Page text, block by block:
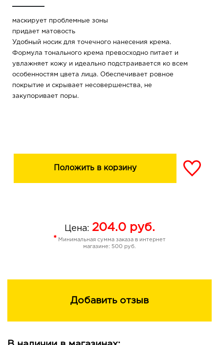
маскирует проблемные зоны
придает матовость
Удобный носик для точечного нанесения крема.
Формула тонального крема превосходно питает и
увлажняет кожу и идеально подстраивается ко всем
особенностям цвета лица. Обеспечивает ровное
покрытие и скрывает несовершенства, не
закупоривает поры.
Положить в корзину
Цена: 204.0руб.
* Минимальная сумма заказа в интернет
магазине: 500 руб.
Добавить отзыв